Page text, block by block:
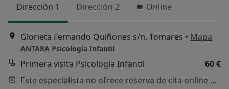
Dirección 1 Dirección 2 Online
Glorieta Fernando Quiñones s/n, Tomares • Mapa
ANTARA Psicología Infantil
Primera visita Psicología Infantil
60 €
Este especialista no ofrece reserva de cita online en esta dirección.